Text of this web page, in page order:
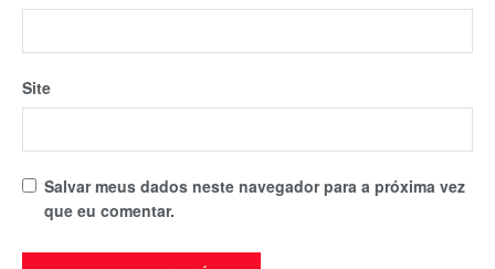
Site
Salvar meus dados neste navegador para a próxima vez
que eu comentar.